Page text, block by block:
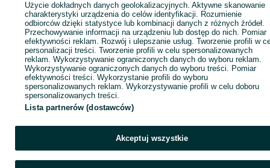
Użycie dokładnych danych geolokalizacyjnych. Aktywne skanowanie
charakterystyki urządzenia do celów identyfikacji. Rozumienie
odbiorców dzięki statystyce lub kombinacji danych z różnych źródeł.
Przechowywanie informacji na urządzeniu lub dostęp do nich. Pomiar
efektywności reklam. Rozwój i ulepszanie usług. Tworzenie profili w
personalizacji treści. Tworzenie profili w celu spersonalizowanych
reklam. Wykorzystywanie ograniczonych danych do wyboru reklam.
Wykorzystywanie ograniczonych danych do wyboru treści. Pomiar
efektywności treści. Wykorzystanie profili do wyboru
spersonalizowanych reklam. Wykorzystywanie profili w celu doboru
spersonalizowanych treści.
Lista partnerów (dostawców)
Akceptuj wszystkie